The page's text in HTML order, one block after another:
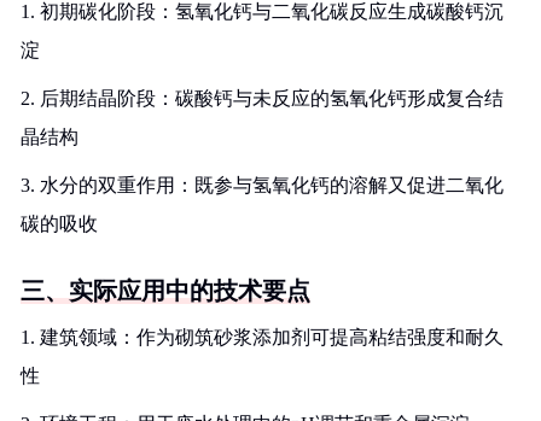
1. 初期碳化阶段：氢氧化钙与二氧化碳反应生成碳酸钙沉
淀
2. 后期结晶阶段：碳酸钙与未反应的氢氧化钙形成复合结
晶结构
3. 水分的双重作用：既参与氢氧化钙的溶解又促进二氧化
碳的吸收
三、实际应用中的技术要点
1. 建筑领域：作为砌筑砂浆添加剂可提高粘结强度和耐久
性